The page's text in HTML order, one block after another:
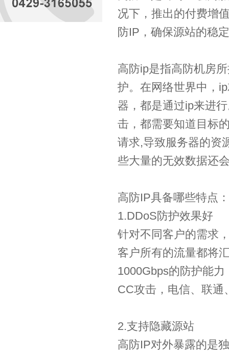
况下，推出的付费增
防IP，确保源站的稳
高防ip是指高防机房
护。在网络世界中，
器，都是通过ip来进
击，都需要知道目标
请求,导致服务器的资
些大量的无效数据还
高防IP具备哪些特点：
1.DDoS防护效果好
针对不同客户的需求
客户所有的流量都将
1000Gbps的防护能
CC攻击，电信、联通
2.支持隐藏源站
高防IP对外暴露的是